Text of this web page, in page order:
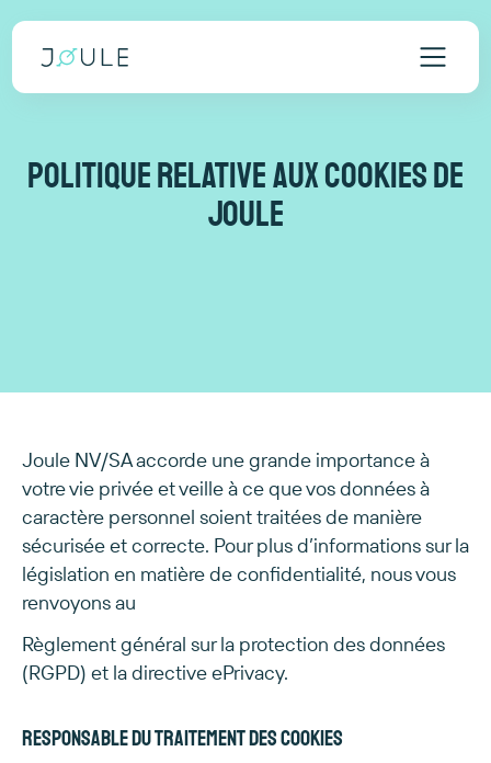
Politique relative aux cookies de
Joule
Joule NV/SA accorde une grande importance à
votre vie privée et veille à ce que vos données à
caractère personnel soient traitées de manière
sécurisée et correcte. Pour plus d’informations sur la
législation en matière de confidentialité, nous vous
renvoyons au
Règlement général sur la protection des données
(RGPD) et la directive ePrivacy.
Responsable du traitement des cookies